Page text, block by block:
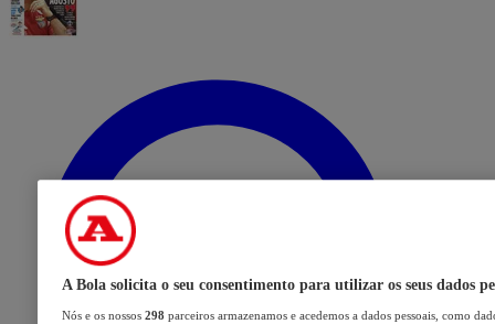
A Bola solicita o seu consentimento para utilizar os seus dados
Nós e os nossos 298 parceiros armazenamos e acedemos a dados pessoais, como